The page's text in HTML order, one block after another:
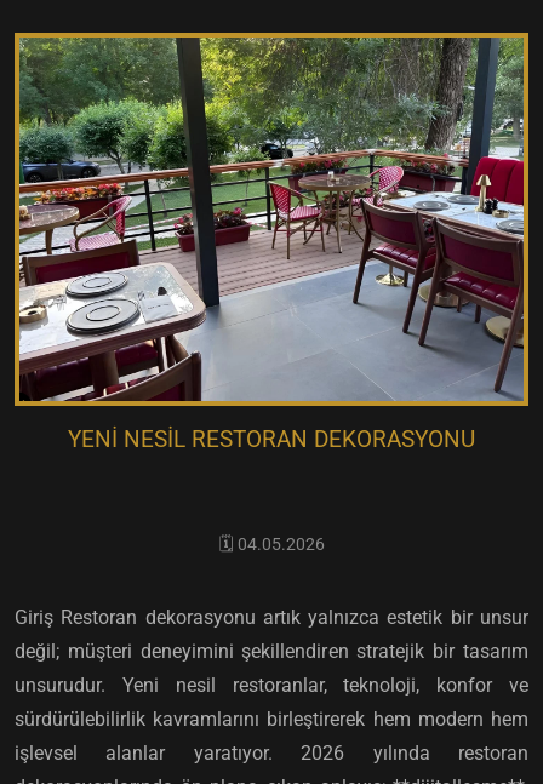
YENI NESIL RESTORAN DEKORASYONU
🗓️ 04.05.2026
Giriş Restoran dekorasyonu artık yalnızca estetik bir unsur
değil; müşteri deneyimini şekillendiren stratejik bir tasarım
unsurudur. Yeni nesil restoranlar, teknoloji, konfor ve
sürdürülebilirlik kavramlarını birleştirerek hem modern hem
işlevsel alanlar yaratıyor. 2026 yılında restoran